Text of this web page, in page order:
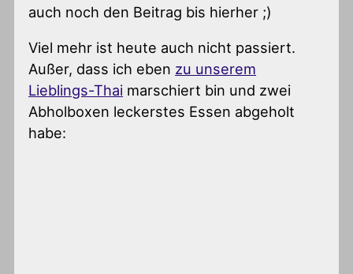
auch noch den Beitrag bis hierher ;)
Viel mehr ist heute auch nicht passiert.
Außer, dass ich eben zu unserem
Lieblings-Thai marschiert bin und zwei
Abholboxen leckerstes Essen abgeholt
habe: